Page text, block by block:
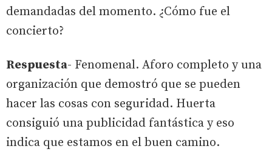
demandadas del momento. ¿Cómo fue el
concierto?
Respuesta- Fenomenal. Aforo completo y una
organización que demostró que se pueden
hacer las cosas con seguridad. Huerta
consiguió una publicidad fantástica y eso
indica que estamos en el buen camino.